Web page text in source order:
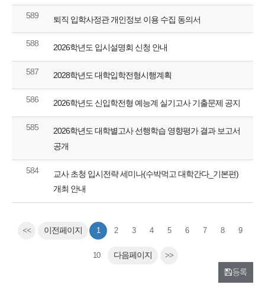
589 퇴직 입학사정관 개인정보 이용 수집 동의서
588 2026학년도 입시설명회 신청 안내
587 2028학년도 대학입학전형시행계획
586 2026학년도 신입학전형 예능계 실기고사 기출문제 공지
585
2026학년도 대학별고사 선행학습 영향평가 결과 보고서
공개
584
교사 초청 입시전략 세미나(수박먹고 대학간다_기본편)
개최 안내
<< 이전페이지 1 2 3 4 5 6 7 8 9
10 다음페이지 >>
등록